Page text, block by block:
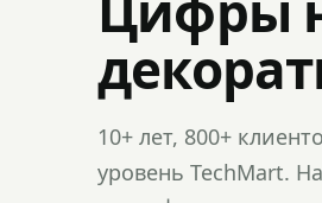
10+ лет, 800+
уровень TechMart.